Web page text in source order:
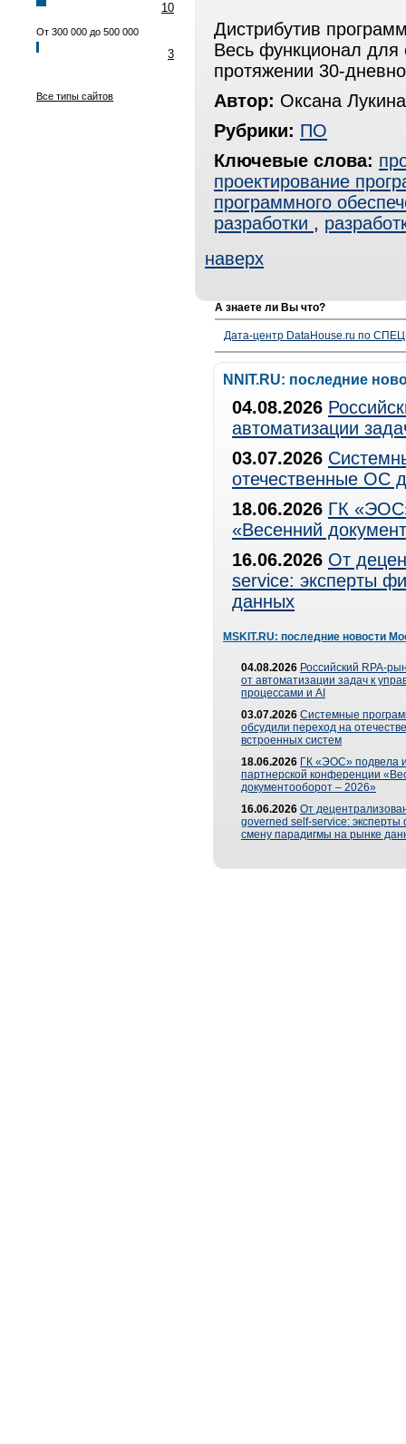
10
От 300 000 до 500 000
3
Все типы сайтов
Дистрибутив
Весь функционал для
протяжении 30-
Автор: Оксана Лукина
Рубрики: ПО
Ключевые слова:
проектирование
программного
разработки ,
наверх
А знаете ли Вы что?
Дата-центр DataHouse.ru по
NNIT.RU: последние
04.08.2026
автоматизации
03.07.2026
отечественные ОС
18.06.2026 ГК
«Весенний
16.06.2026 От
service: эксперты
данных
MSKIT.RU: последние новости
04.08.2026 Российский RPA-
от автоматизации задач к
процессами и AI
03.07.2026 Системные
обсудили переход на
встроенных систем
18.06.2026 ГК «ЭОС» подвела
партнерской конференции
документооборот – 2026»
16.06.2026 От
governed self-service: эксперты
смену парадигмы на рынке